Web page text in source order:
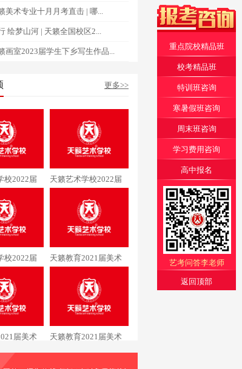
美术专业十月月考直击 | 哪...
绘梦山河 | 天籁全国校区2...
画室2023届学生下乡写生作品...
更多>>
校2022届
同学通过清
天籁艺术学校2022届
美术专业阳同学通过中
央美术学院
校2022届
同学通过中
天籁教育2021届美术
专业潘同学通过清华大
届美术
通过清华大
天籁教育2021届美术
重点院校精品班
校考精品班
特训班咨询
寒暑假班咨询
周末班咨询
学习费用咨询
高中报名
艺考问答李老师
返回顶部